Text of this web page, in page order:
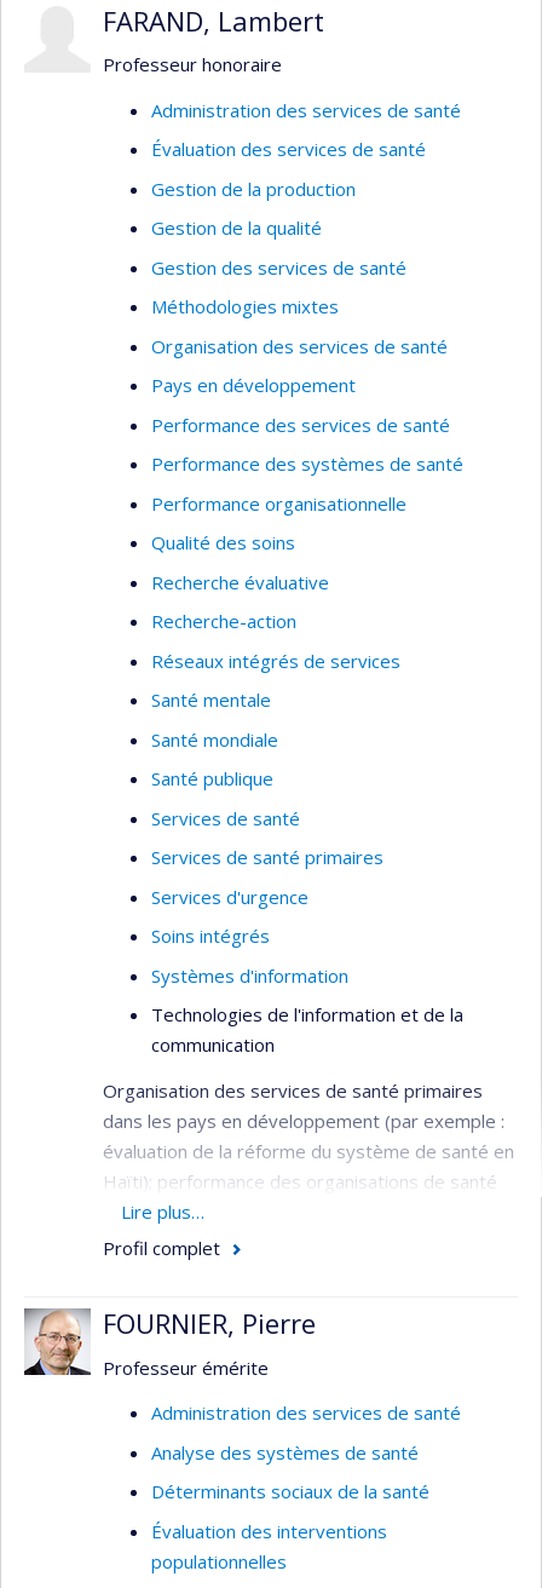
FARAND, Lambert
Professeur honoraire
Administration des services de santé
Évaluation des services de santé
Gestion de la production
Gestion de la qualité
Gestion des services de santé
Méthodologies mixtes
Organisation des services de santé
Pays en développement
Performance des services de santé
Performance des systèmes de santé
Performance organisationnelle
Qualité des soins
Recherche évaluative
Recherche-action
Réseaux intégrés de services
Santé mentale
Santé mondiale
Santé publique
Services de santé
Services de santé primaires
Services d'urgence
Soins intégrés
Systèmes d'information
Technologies de l'information et de la
communication
Organisation des services de santé primaires
dans les pays en développement (par exemple :
évaluation de la réforme du système de santé en
Haïti); performance des organisations de santé
(par exemple : évaluation de la performance des
hôpitaux et des agences d’évaluation des
évaluation de la gestion par programmes
clientèles en milieu psychiatrique, prévention du
services d'urgence (par exemple : évaluation du
traitement des appels aux services d’urgence,
gestion des flottes ambulancières); traitement
exemple : analyse de la décision médicale,
télémédecine, systèmes d’information en santé).
Lire plus…
Profil complet
FOURNIER, Pierre
Professeur émérite
Administration des services de santé
Analyse des systèmes de santé
Déterminants sociaux de la santé
Évaluation des interventions
populationnelles